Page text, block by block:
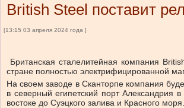
British Steel поставит
[13:15 03 апреля 2024 года ]
Британская сталелитейная компания
стране полностью электрифицированной
На своем заводе в Сканторпе компания
в северный египетский порт
востоке до Суэцкого залива и Красного моря.